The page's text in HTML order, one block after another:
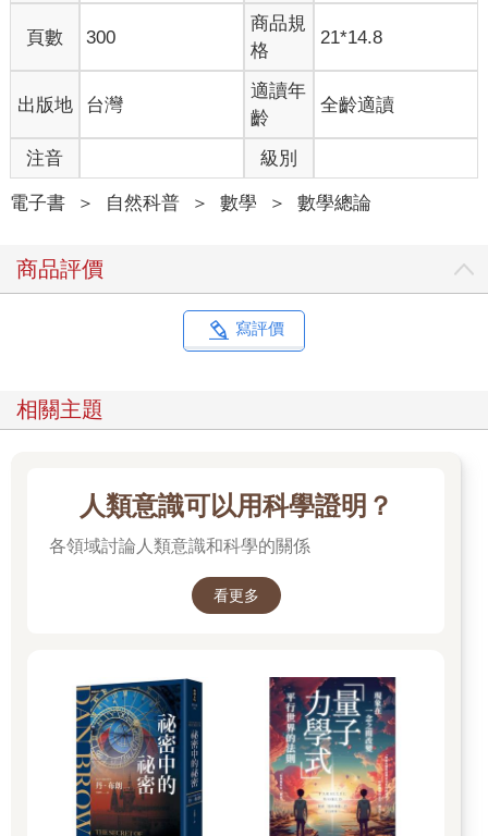
人從標準菜單點菜，甜點是果凍，但亞洲人從私房菜單點菜，有
紅豆湯可享用。
他們告訴我：「那個菜單上的菜色你不會喜歡的。」即使我有華
裔血統，服務生還是認為我對道地的中國菜一定不感興趣，就因
為我說一口流利的英語。
在家裡和課堂上的數學空間，也有可能像這間餐廳。我們會給誰
偷看一眼私房數學菜單？我們會跟誰分享數學樂趣——謎題、遊
戲、玩具？會讓誰進入我們的數學資訊圈——新聞、影片、社群
媒體貼文？我們應該引導誰做更多數學，勸阻誰不要做？我們在
明美（Akemi）是我的學生，在讀大學的時候和我一起做數學研
究。她有一篇創新的論文，把賽局理論（關於決策的數學模型設
計）和譜系發育學（phylogenetics，研究生物之間的親緣關係）
聯繫起來，後來發表於評價很高的數學生物學期刊。明美進了一
她告訴我，她有很多不好的經歷。她的指導教授一直不願意和她
那門課一開始，我的作業一直得到10/10的分數，評分的是助教。
有一天傑夫〔我們共同的朋友〕告訴我，他和我們的助教出去閒
混，有人問助教分析課的情況怎麼樣。他就不停地講到有個叫明
美的「傢伙」，作業做得多棒，寫得多清楚，諸如此類。傑夫告
訴他我是女生，讓他嚇了一跳。（傑夫告訴我這個故事，是因為
10/10，我的考試分數也打得同樣嚴苛，扣分的理由多半含糊不
清，還附了像「要再寫詳細一點」這樣的評語。那時我不覺得我
對上課內容的理解減少得這麼快或誇張，但我猜事情可能是這
樣，我只是在曲解情況。
如果你覺得這個狀況有什麼地方不對勁，你就是在感受圓滿幸福
的徵兆：對正義的渴望。正義是人的基本渴望。
頁數 300
商品規
格
21*14.8
出版地 台灣
適讀年
齡
全齡適讀
注音 級別
電子書 ＞ 自然科普 ＞ 數學 ＞ 數學總論
商品評價
寫評價
相關主題
人類意識可以用科學證明？
各領域討論人類意識和科學的關係
看更多